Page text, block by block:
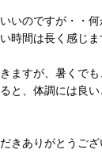
いのですが・・
時間は長く感じま
ますが、暑くで
と、体調には良
きありがとうござ